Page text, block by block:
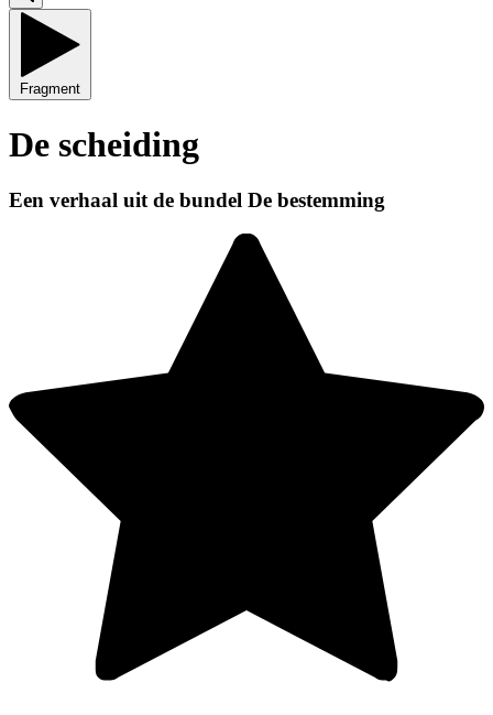
Fragment
De scheiding
Een verhaal uit de bundel De bestemming